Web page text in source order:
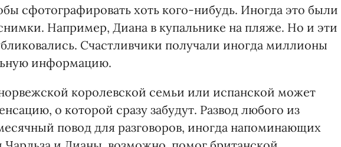
сфотографировать хоть кого-нибудь. Иногда это были
Например, Диана в купальнике на пляже. Но и эти
Счастливчики получали иногда миллионы
информацию.
королевской семьи или испанской может
о которой сразу забудут. Развод любого из
повод для разговоров, иногда напоминающих